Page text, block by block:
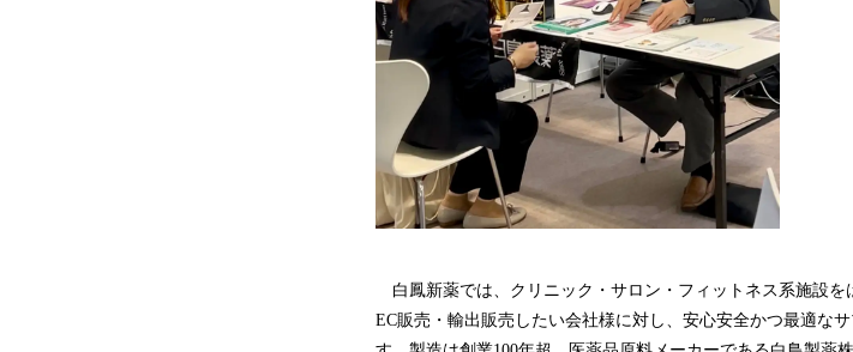
白鳳新薬では、クリニック・サロン・フィットネス系施設
EC販売・輸出販売したい会社様に対し、安心安全かつ最適な